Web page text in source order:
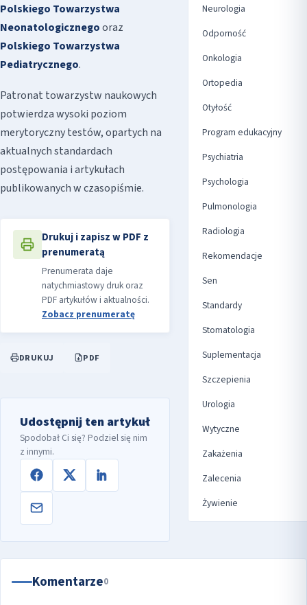
Polskiego Towarzystwa
Neonatologicznegooraz
Polskiego Towarzystwa
Pediatrycznego.
Patronat towarzystw naukowych
potwierdza wysoki poziom
merytoryczny testów, opartych na
aktualnych standardach
postępowania i artykułach
publikowanych w czasopiśmie.
Drukuj i zapisz w PDF z
prenumeratą
Prenumerata daje
natychmiastowy druk oraz
PDF artykułów i aktualności.
Zobacz prenumeratę
DRUKUJ PDF
Udostępnij ten artykuł
Spodobał Ci się? Podziel się nim
z innymi.
Neurologia
Odporność
Onkologia
Ortopedia
Otyłość
Program edukacyjny
Psychiatria
Psychologia
Pulmonologia
Radiologia
Rekomendacje
Sen
Standardy
Stomatologia
Suplementacja
Szczepienia
Urologia
Wytyczne
Zakażenia
Zalecenia
Żywienie
Komentarze0